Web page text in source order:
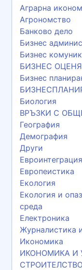
Аграрна
Агрономство
Банково дело
Бизнес
Бизнес
БИЗНЕС
Бизнес
Биология
ВРЪЗКИ С
География
Демография
Други
Евроинтеграция
Европеистика
Екология
Екология и
среда
Електроника
Журналистика
Икономика
ИКОНОМИКА И